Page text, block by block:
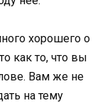
хорошего о
как то, что вы
Вам же не
на тему